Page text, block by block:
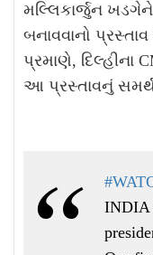
મલ્લિકાર્જુન ખડગેને
બનાવવાનો
પ્રમાણે, દિલ્હીના
આ પ્રસ્તાવનું
INDIA